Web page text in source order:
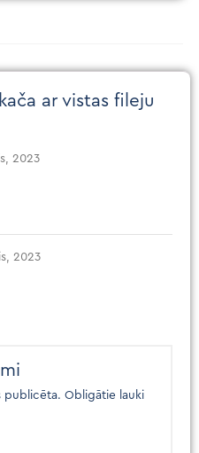
ar vistas fileju
2023
2023
publicēta. Obligātie lauki